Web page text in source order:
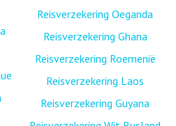
Reisverzekering Oeganda
Reisverzekering Ghana
Reisverzekering Roemenië
Reisverzekering Laos
Reisverzekering Guyana